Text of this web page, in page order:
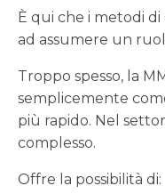
È qui che i metodi
ad assumere un
Troppo spesso, la
semplicemente
più rapido. Nel
complesso.
Offre la possibilità di: